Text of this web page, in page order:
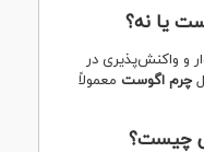
یا نه؟
و واکنش‌پذیری در
چرم اگوست معمولاً
چیست؟